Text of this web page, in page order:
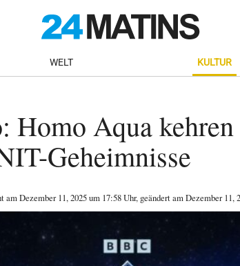
WELT KULTUR
Homo Aqua
Geheimnisse
amDezember 11, 2025um 17:58 Uhr, geändert am Dezember 11,